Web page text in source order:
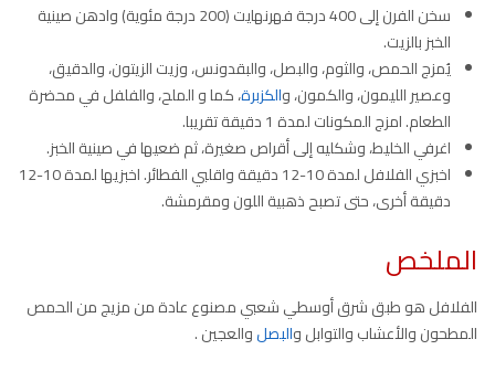
سخن الفرن إلى 400 درجة فهرنهايت (200 درجة مئوية) وادهن صينية
الخبز بالزيت.
يُمزج الحمص، والثوم، والبصل، والبقدونس، وزيت الزيتون، والدقيق،
وعصير الليمون، والكمون، والكزبرة، كما و الملح، والفلفل في محضرة
الطعام. امزج المكونات لمدة 1 دقيقة تقريبا.
اغرفي الخليط، وشكليه إلى أقراص صغيرة، ثم ضعيها في صينية الخبز.
اخبزي الفلافل لمدة 10-12 دقيقة واقلبي الفطائر. اخبزيها لمدة 10-12
دقيقة أخرى، حتى تصبح ذهبية اللون ومقرمشة.
الملخص
الفلافل هو طبق شرق أوسطي شعبي مصنوع عادة من مزيج من الحمص
المطحون والأعشاب والتوابل والبصلوالعجين .